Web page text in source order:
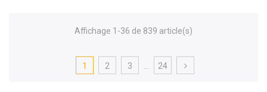
Affichage 1-36 de 839 article(s)
1 2 3 24